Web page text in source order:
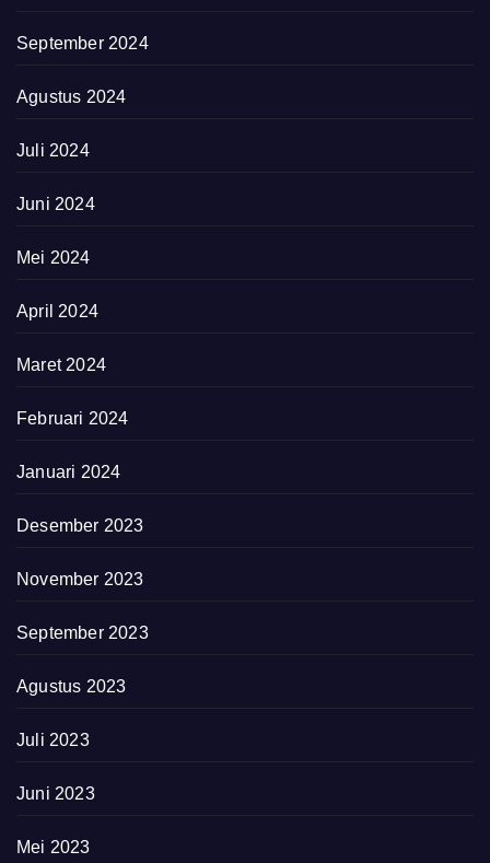
September 2024
Agustus 2024
Juli 2024
Juni 2024
Mei 2024
April 2024
Maret 2024
Februari 2024
Januari 2024
Desember 2023
November 2023
September 2023
Agustus 2023
Juli 2023
Juni 2023
Mei 2023